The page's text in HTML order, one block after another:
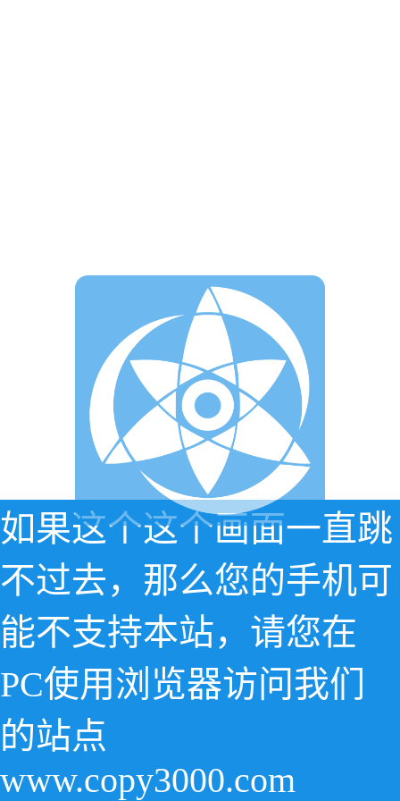
如果这个这个画面一直跳
不过去，那么您的手机可
能不支持本站，请您在
PC使用浏览器访问我们
的站点
www.copy3000.com